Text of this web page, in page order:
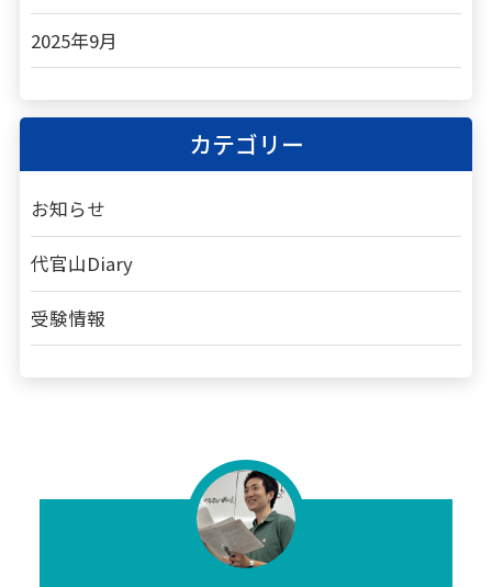
2025年9月
カテゴリー
お知らせ
代官山Diary
受験情報